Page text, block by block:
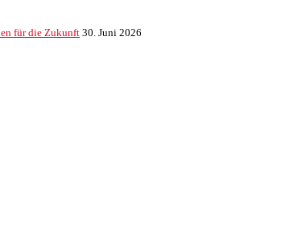
für die Zukunft30. Juni 2026